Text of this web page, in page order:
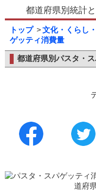
都道府県別統計
トップ 文化・くらし
ゲッティ消費量
都道府県別パスタ・